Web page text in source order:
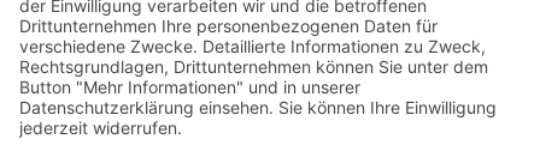
Schwimmen
Racketsport
Dart
Basketball